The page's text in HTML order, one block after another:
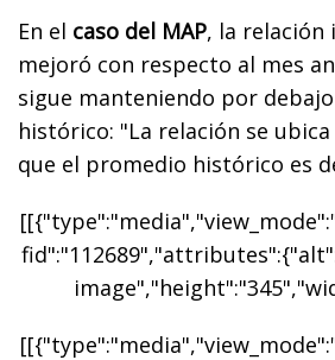
En el caso del MAP, la
mejoró con respecto al mes
sigue manteniendo por
histórico: "La relación se
que el promedio histórico es